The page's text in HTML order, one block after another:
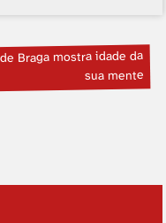
de Braga mostra idade da
sua mente